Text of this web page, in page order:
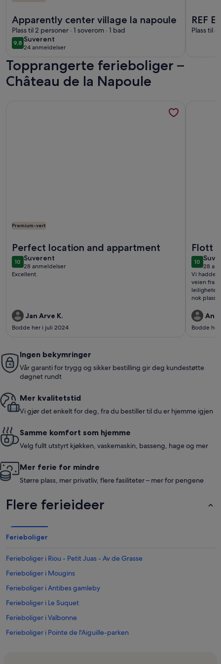
Apparently center village la napoule
Plass til 2 personer · 1 soverom · 1 bad
9,89,8 av 10
Suverent
suverent
24 anmeldelser
(24
anmeldelser)
REF
Plass til
Topprangerte ferieboliger –
Château de la Napoule
Premium-vert
Perfect location and appartment
1010 av 10
Suverent
suverent
28 anmeldelser
(28
Excellent.
Jan Arve K.
Bodde her i juli 2024
Mer informasjon om Antibes: Suveren klimaanlegg T2
Flott
1010 av 10
28
(28
Vi hadde
veien fra
nok plass
terrassen.
utmerket.
Bodde
Ingen bekymringer
Vår garanti for trygg og sikker bestilling gir deg kundestøtte
døgnet rundt
Mer kvalitetstid
Vi gjør det enkelt for deg, fra du bestiller til du er hjemme igjen
Samme komfort som hjemme
Velg fullt utstyrt kjøkken, vaskemaskin, basseng, hage og mer
Mer ferie for mindre
Større plass, mer privatliv, flere fasiliteter – mer for pengene
Flere ferieideer
Ferieboliger
Ferieboliger i Riou - Petit Juas - Av de Grasse
Ferieboliger i Mougins
Ferieboliger i Antibes gamleby
Ferieboliger i Le Suquet
Ferieboliger i Valbonne
Ferieboliger i Pointe de l'Aiguille-parken
Ferieboliger i Espero-Pax